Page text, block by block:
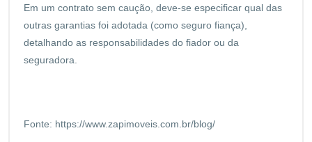
Em um contrato sem caução, deve-se especificar qual das
outras garantias foi adotada (como seguro fiança),
detalhando as responsabilidades do fiador ou da
seguradora.
Fonte: https://www.zapimoveis.com.br/blog/